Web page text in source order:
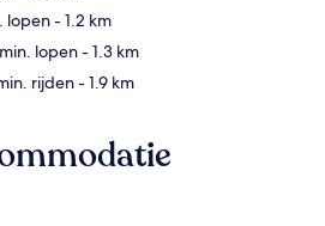
lopen- 1.2 km
lopen- 1.3 km
rijden- 1.9 km